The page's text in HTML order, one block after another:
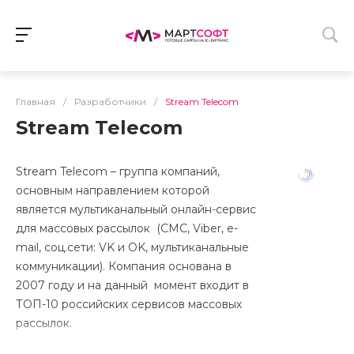
Главная / Разработчики / Stream Telecom
Stream Telecom
Stream Telecom – группа компаний,
основным направлением которой
является мультиканальный онлайн-сервис
для массовых рассылок (СМС, Viber, e-
mail, соц.сети: VK и OK, мультиканальные
коммуникации). Компания основана в
2007 году и на данный момент входит в
ТОП-10 российских сервисов массовых
рассылок.